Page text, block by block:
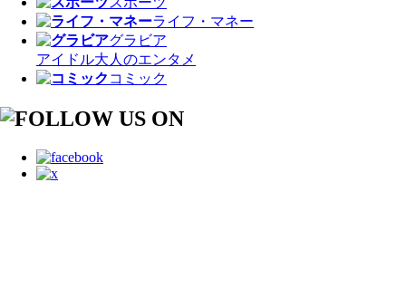
ライフ・マネー
グラビア
アイドル大人のエンタメ
コミック